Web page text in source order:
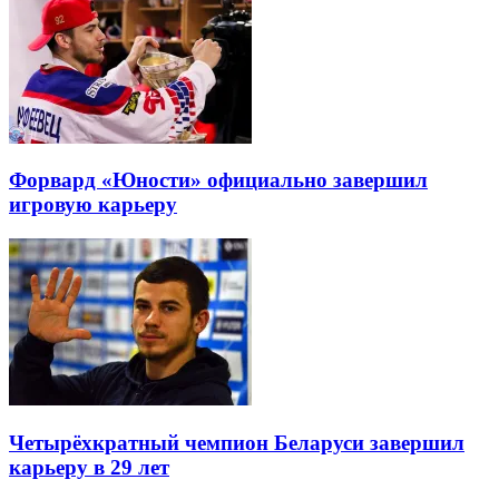
Форвард «Юности» официально завершил
игровую карьеру
Четырёхкратный чемпион Беларуси завершил
карьеру в 29 лет